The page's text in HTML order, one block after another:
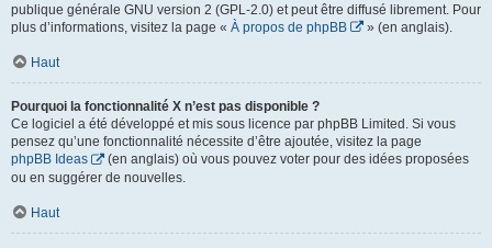
publique générale GNU version 2 (GPL-2.0) et peut être diffusé librement. Pour
plus d’informations, visitez la page « À propos de phpBB » (en anglais).
Haut
Pourquoi la fonctionnalité X n’est pas disponible ?
Ce logiciel a été développé et mis sous licence par phpBB Limited. Si vous
pensez qu’une fonctionnalité nécessite d’être ajoutée, visitez la page
phpBB Ideas
(en anglais) où vous pouvez voter pour des idées proposées
ou en suggérer de nouvelles.
Haut